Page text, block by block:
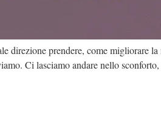
direzione prendere, come migliorare
Ci lasciamo andare nello